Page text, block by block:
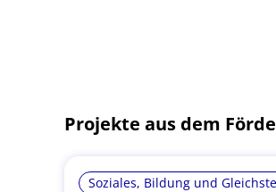
Projekte aus dem
Soziales, Bildung und